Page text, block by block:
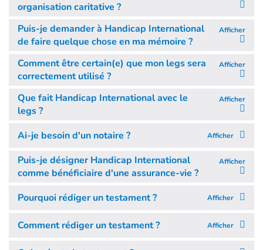
organisation caritative ?
Puis-je demander à Handicap International
de faire quelque chose en ma mémoire ?
Afficher
Comment être certain(e) que mon legs sera
correctement utilisé ?
Afficher
Que fait Handicap International avec le
legs ?
Afficher
Ai-je besoin d'un notaire ? Afficher
Puis-je désigner Handicap International
comme bénéficiaire d'une assurance-vie ?
Afficher
Pourquoi rédiger un testament ? Afficher
Comment rédiger un testament ? Afficher